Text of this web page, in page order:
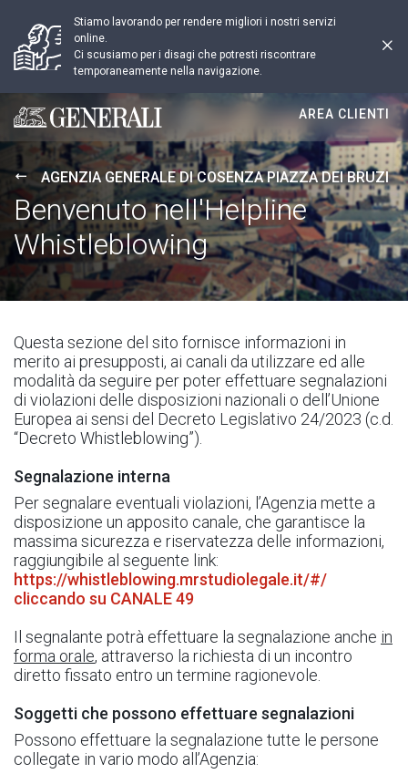
Stiamo lavorando per rendere migliori i nostri servizi
online.
Ci scusiamo per i disagi che potresti riscontrare
temporaneamente nella navigazione.
Generali logo
AREA CLIENTI
AGENZIA GENERALE DI COSENZA PIAZZA DEI BRUZI
Benvenuto nell'Helpline
Whistleblowing
Questa sezione del sito fornisce informazioni in
merito ai presupposti, ai canali da utilizzare ed alle
modalità da seguire per poter effettuare segnalazioni
di violazioni delle disposizioni nazionali o dell’Unione
Europea ai sensi del Decreto Legislativo 24/2023 (c.d.
“Decreto Whistleblowing”).
Segnalazione interna
Per segnalare eventuali violazioni, l’Agenzia mette a
disposizione un apposito canale, che garantisce la
massima sicurezza e riservatezza delle informazioni,
raggiungibile al seguente link:
https://whistleblowing.mrstudiolegale.it/#/
cliccando su CANALE 49
Il segnalante potrà effettuare la segnalazione anche in
forma orale, attraverso la richiesta di un incontro
diretto fissato entro un termine ragionevole.
Soggetti che possono effettuare segnalazioni
Possono effettuare la segnalazione tutte le persone
collegate in vario modo all’Agenzia: